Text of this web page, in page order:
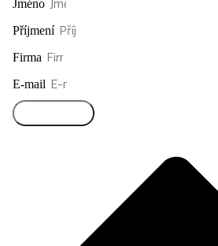
Jméno
Příjmení
Firma
E-mail